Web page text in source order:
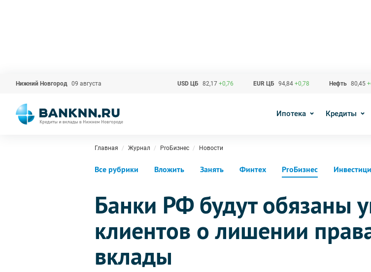
Нижний Новгород 09 августа USD ЦБ 82,17 +0,76 EUR ЦБ 94,84 +0,78 Нефть 80,45
Ипотека Кредиты
Главная Журнал ProБизнес Новости
Все рубрики Вложить Занять Финтех ProБизнес
Банки РФ будут обязаны
клиентов о лишении
вклады